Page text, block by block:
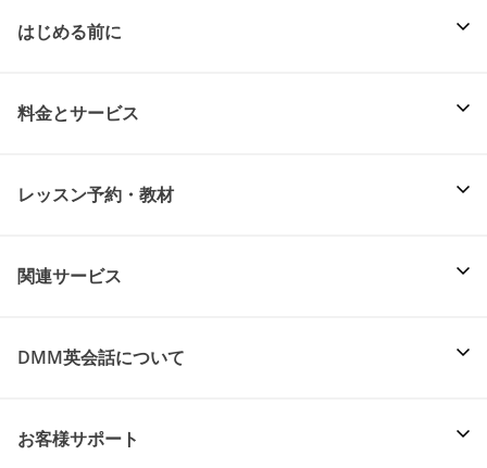
はじめる前に
料金とサービス
レッスン予約・教材
関連サービス
DMM英会話について
お客様サポート